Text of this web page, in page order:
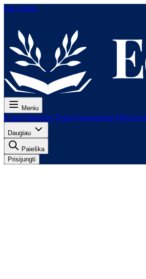
Eiti į turinį
Meniu
Kaina Pamokos Testai Egzaminams
Daugiau
Paieška
Prisijungti